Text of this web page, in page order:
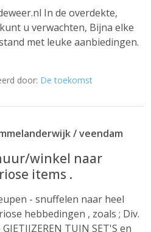
In de overdekte,
u verwachten, Bijna elke
met leuke aanbiedingen.
door: De toekomst
/ veendam
winkel naar
items .
- snuffelen naar heel
hebbedingen , zoals ; Div.
TUIN SET'S en